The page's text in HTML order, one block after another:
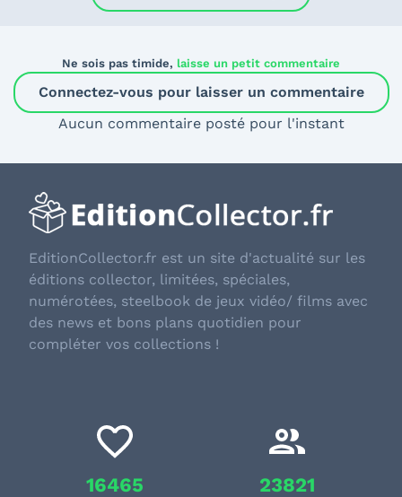
Ne sois pas timide, laisse un petit commentaire
Connectez-vous pour laisser un commentaire
Aucun commentaire posté pour l'instant
EditionCollector.fr est un site d'actualité sur les
éditions collector, limitées, spéciales,
numérotées, steelbook de jeux vidéo/ films avec
des news et bons plans quotidien pour
compléter vos collections !
16465 23821